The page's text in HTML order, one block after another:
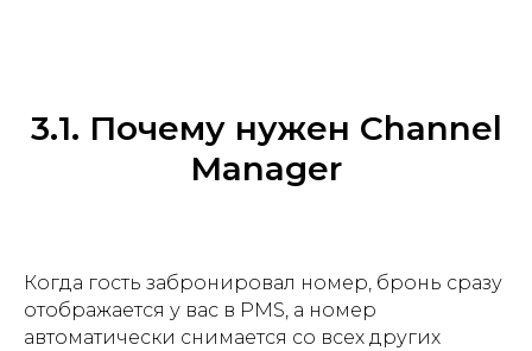
3.1. Почему нужен Channel
Manager
Когда гость забронировал номер, бронь сразу
отображается у вас в PMS, а номер
автоматически снимается со всех других